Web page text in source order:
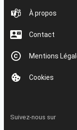
À propos
Contact
Mentions
Cookies
Suivez-nous sur